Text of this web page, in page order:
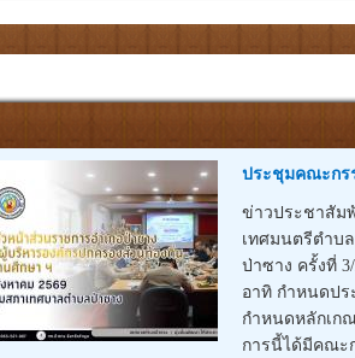
ประชุมคณะกร
ข่าวประชาสัม
เทศมนตรีตำบ
ป่าซาง ครั้งที่
อาทิ กำหนดปร
กำหนดหลักเก
การนี้ได้มีคณะ